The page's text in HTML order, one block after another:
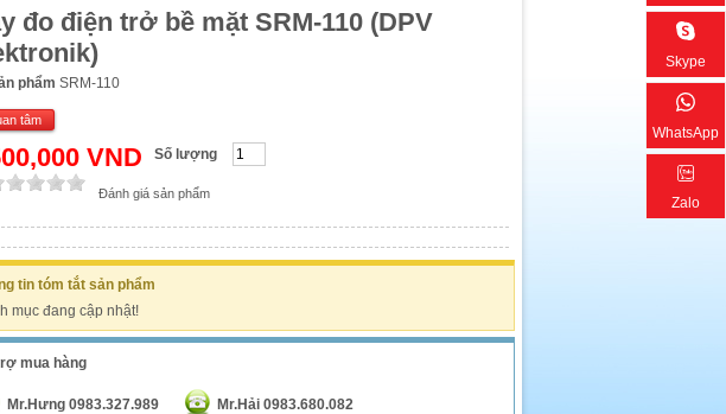
đo điện trở bề mặt SRM-110 (DPV
phẩm SRM-110
tâm
VND Số lượng
Đánh giá sản phẩm
tin tóm tắt sản phẩm
mục đang cập nhật!
mua hàng
Mr.Hưng 0983.327.989
Mr.Hải 0983.680.082
Skype
WhatsApp
Zalo